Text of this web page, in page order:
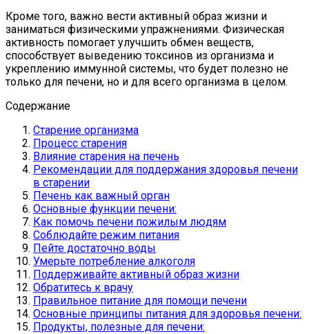
Кроме того, важно вести активный образ жизни и
заниматься физическими упражнениями. Физическая
активность помогает улучшить обмен веществ,
способствует выведению токсинов из организма и
укреплению иммунной системы, что будет полезно не
только для печени, но и для всего организма в целом.
Содержание
Старение организма
Процесс старения
Влияние старения на печень
Рекомендации для поддержания здоровья печени
в старении
Печень как важный орган
Основные функции печени:
Как помочь печени пожилым людям
Соблюдайте режим питания
Пейте достаточно воды
Умерьте потребление алкоголя
Поддерживайте активный образ жизни
Обратитесь к врачу
Правильное питание для помощи печени
Основные принципы питания для здоровья печени:
Продукты, полезные для печени: